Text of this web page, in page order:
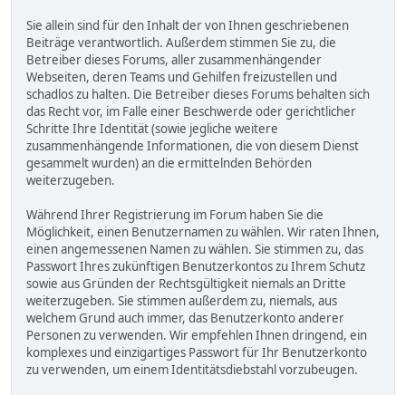
Sie allein sind für den Inhalt der von Ihnen geschriebenen
Beiträge verantwortlich. Außerdem stimmen Sie zu, die
Betreiber dieses Forums, aller zusammenhängender
Webseiten, deren Teams und Gehilfen freizustellen und
schadlos zu halten. Die Betreiber dieses Forums behalten sich
das Recht vor, im Falle einer Beschwerde oder gerichtlicher
Schritte Ihre Identität (sowie jegliche weitere
zusammenhängende Informationen, die von diesem Dienst
gesammelt wurden) an die ermittelnden Behörden
weiterzugeben.
Während Ihrer Registrierung im Forum haben Sie die
Möglichkeit, einen Benutzernamen zu wählen. Wir raten Ihnen,
einen angemessenen Namen zu wählen. Sie stimmen zu, das
Passwort Ihres zukünftigen Benutzerkontos zu Ihrem Schutz
sowie aus Gründen der Rechtsgültigkeit niemals an Dritte
weiterzugeben. Sie stimmen außerdem zu, niemals, aus
welchem Grund auch immer, das Benutzerkonto anderer
Personen zu verwenden. Wir empfehlen Ihnen dringend, ein
komplexes und einzigartiges Passwort für Ihr Benutzerkonto
zu verwenden, um einem Identitätsdiebstahl vorzubeugen.